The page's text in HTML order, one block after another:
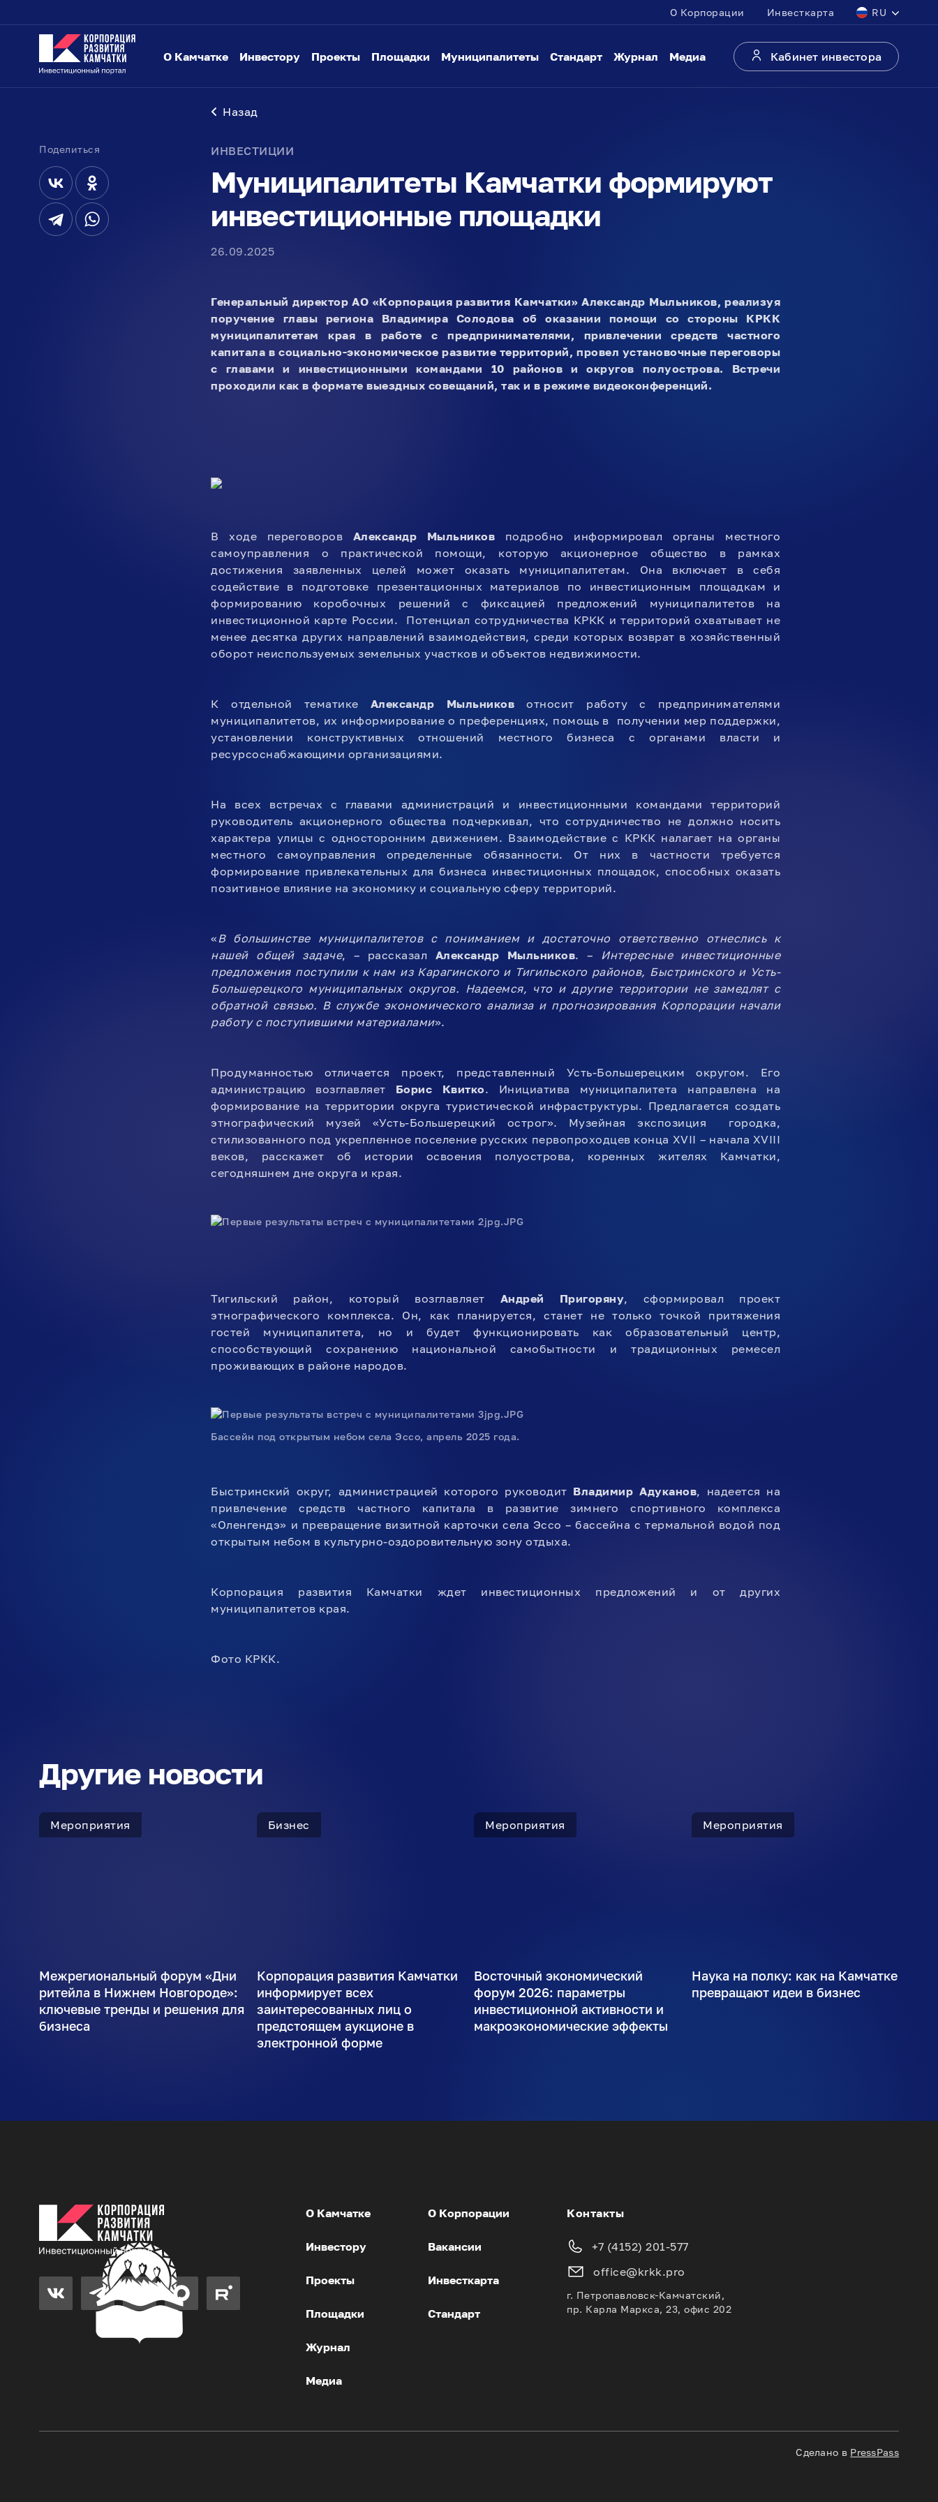
О Корпорации Инвесткарта RU
О Камчатке Инвестору Проекты Площадки Муниципалитеты Стандарт Журнал Медиа Кабинет инвестора
Поделиться
Назад
ИНВЕСТИЦИИ
Муниципалитеты Камчатки формируют
инвестиционные площадки
26.09.2025
Генеральный директор АО «Корпорация развития Камчатки» Александр Мыльников, реализуя
поручение главы региона Владимира Солодова об оказании помощи со стороны КРКК
муниципалитетам края в работе с предпринимателями, привлечении средств частного
капитала в социально-экономическое развитие территорий, провел установочные переговоры
с главами и инвестиционными командами 10 районов и округов полуострова. Встречи
проходили как в формате выездных совещаний, так и в режиме видеоконференций.
В ходе переговоров Александр Мыльников подробно информировал органы местного
самоуправления о практической помощи, которую акционерное общество в рамках
достижения заявленных целей может оказать муниципалитетам. Она включает в себя
содействие в подготовке презентационных материалов по инвестиционным площадкам и
формированию коробочных решений с фиксацией предложений муниципалитетов на
инвестиционной карте России. Потенциал сотрудничества КРКК и территорий охватывает не
менее десятка других направлений взаимодействия, среди которых возврат в хозяйственный
оборот неиспользуемых земельных участков и объектов недвижимости.
К отдельной тематике Александр Мыльников относит работу с предпринимателями
муниципалитетов, их информирование о преференциях, помощь в получении мер поддержки,
установлении конструктивных отношений местного бизнеса с органами власти и
ресурсоснабжающими организациями.
На всех встречах с главами администраций и инвестиционными командами территорий
руководитель акционерного общества подчеркивал, что сотрудничество не должно носить
характера улицы с односторонним движением. Взаимодействие с КРКК налагает на органы
местного самоуправления определенные обязанности. От них в частности требуется
формирование привлекательных для бизнеса инвестиционных площадок, способных оказать
позитивное влияние на экономику и социальную сферу территорий.
«В большинстве муниципалитетов с пониманием и достаточно ответственно отнеслись к
нашей общей задаче, – рассказал Александр Мыльников. – Интересные инвестиционные
предложения поступили к нам из Карагинского и Тигильского районов, Быстринского и Усть-
Большерецкого муниципальных округов. Надеемся, что и другие территории не замедлят с
обратной связью. В службе экономического анализа и прогнозирования Корпорации начали
работу с поступившими материалами».
Продуманностью отличается проект, представленный Усть-Большерецким округом. Его
администрацию возглавляет Борис Квитко. Инициатива муниципалитета направлена на
формирование на территории округа туристической инфраструктуры. Предлагается создать
этнографический музей «Усть-Большерецкий острог». Музейная экспозиция городка,
стилизованного под укрепленное поселение русских первопроходцев конца XVII – начала XVIII
веков, расскажет об истории освоения полуострова, коренных жителях Камчатки,
сегодняшнем дне округа и края.
Тигильский район, который возглавляет Андрей Пригоряну, сформировал проект
этнографического комплекса. Он, как планируется, станет не только точкой притяжения
гостей муниципалитета, но и будет функционировать как образовательный центр,
способствующий сохранению национальной самобытности и традиционных ремесел
проживающих в районе народов.
Бассейн под открытым небом села Эссо, апрель 2025 года.
Быстринский округ, администрацией которого руководит Владимир Адуканов, надеется на
привлечение средств частного капитала в развитие зимнего спортивного комплекса
«Оленгендэ» и превращение визитной карточки села Эссо – бассейна с термальной водой под
открытым небом в культурно-оздоровительную зону отдыха.
Корпорация развития Камчатки ждет инвестиционных предложений и от других
муниципалитетов края.
Фото КРКК.
Другие новости
Мероприятия
Межрегиональный форум «Дни
ритейла в Нижнем Новгороде»:
ключевые тренды и решения для
бизнеса
Бизнес
Корпорация развития Камчатки
информирует всех
заинтересованных лиц о
предстоящем аукционе в
электронной форме
Мероприятия
Восточный экономический
форум 2026: параметры
инвестиционной активности и
макроэкономические эффекты
Мероприятия
Наука на полку: как на Камчатке
превращают идеи в бизнес
О Камчатке
Инвестору
Проекты
Площадки
Журнал
Медиа
О Корпорации
Вакансии
Инвесткарта
Стандарт
Контакты
+7 (4152) 201-577
office@krkk.pro
г. Петропавловск-Камчатский,
пр. Карла Маркса, 23, офис 202
Сделано в PressPass